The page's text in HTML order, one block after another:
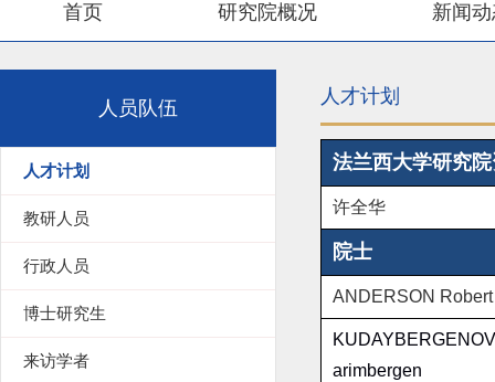
首页 研究院概况 新闻
人员队伍
人才计划
教研人员
行政人员
博士研究生
来访学者
人才计划
法兰西大学研究
许全华
院士
ANDERSON Robert
arimbergen